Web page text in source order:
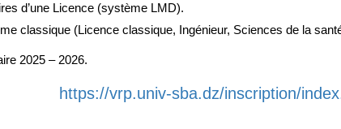
d’une Licence (système LMD).
classique (Licence classique, Ingénieur, Sciences de la
2025 – 2026.
https://vrp.univ-sba.dz/inscription/